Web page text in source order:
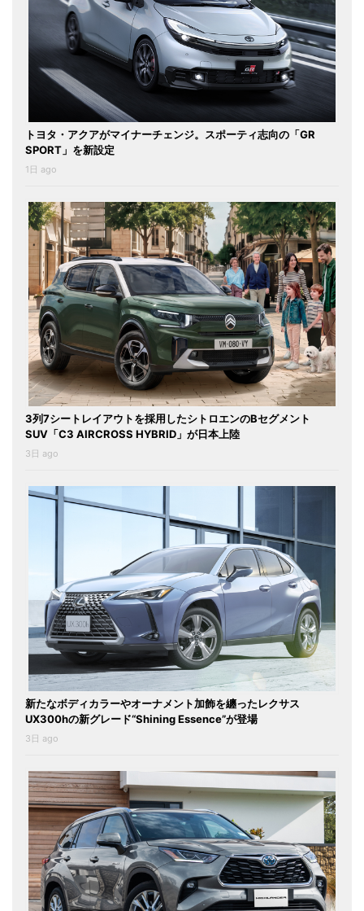
トヨタ・アクアがマイナーチェンジ。スポーティ志向の「GR
SPORT」を新設定
1日 ago
3列7シートレイアウトを採用したシトロエンのBセグメント
SUV「C3 AIRCROSS HYBRID」が日本上陸
3日 ago
新たなボディカラーやオーナメント加飾を纏ったレクサス
UX300hの新グレード“Shining Essence”が登場
3日 ago